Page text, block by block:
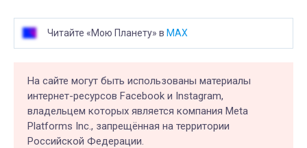
Читайте «Мою Планету» в MAX
На сайте могут быть использованы материалы
интернет-ресурсов Facebook и Instagram,
владельцем которых является компания Meta
Platforms Inc., запрещённая на территории
Российской Федерации.